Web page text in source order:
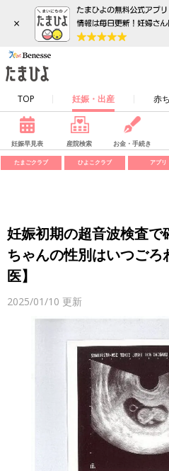
×
TOP 妊娠・出産 赤
妊娠早見表 産院検索 お金・手続き
たまごクラブ ひよこクラブ アプリ
妊娠初期の超音波検査
ちゃんの性別はいつご
医】
2025/01/10 更新